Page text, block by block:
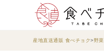
産地直送通販 食べチョク 野菜